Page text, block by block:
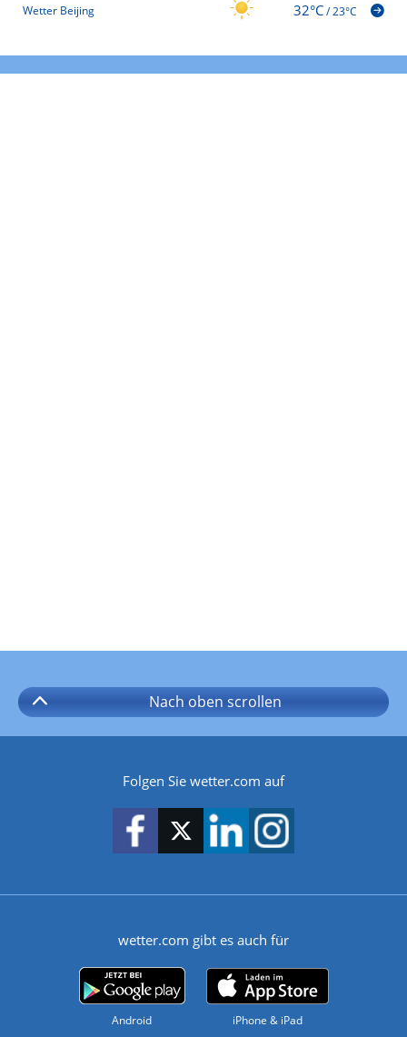
Wetter Beijing 32°C/23°C
Nach oben scrollen
Folgen Sie wetter.com auf
wetter.com gibt es auch für
Android iPhone & iPad